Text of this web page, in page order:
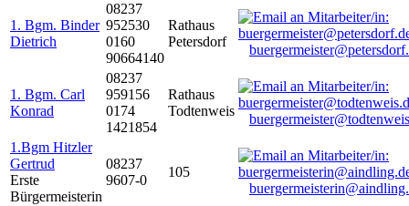
1. Bgm. Binder
Dietrich
08237
952530
0160
90664140
Rathaus
Petersdorf
1. Bgm. Carl
Konrad
08237
959156
0174
1421854
Rathaus
Todtenweis
1.Bgm Hitzler
Gertrud
Erste
Bürgermeisterin
08237
9607-0
105